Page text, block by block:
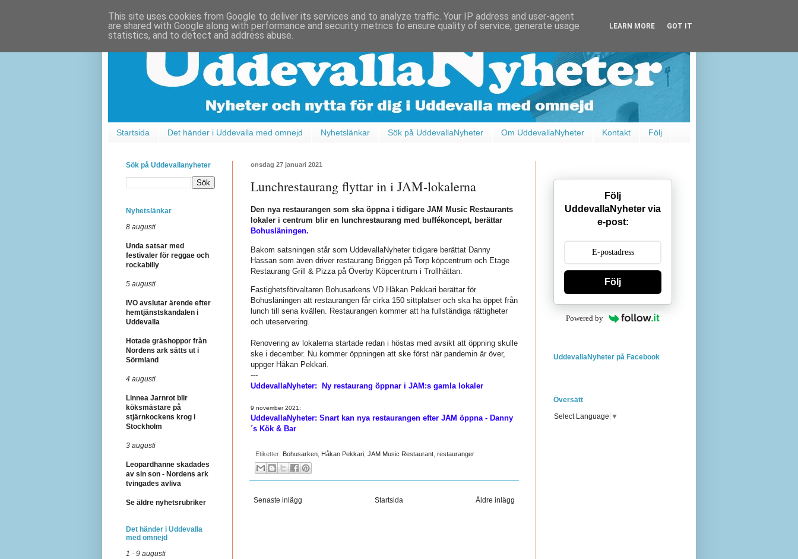
Startsida Det händer i Uddevalla med omnejd Nyhetslänkar Sök på UddevallaNyheter Om UddevallaNyheter Kontakt Följ
onsdag 27 januari 2021
Lunchrestaurang flyttar in i JAM-lokalerna
Den nya restaurangen som ska öppna i tidigare JAM Music Restaurants
lokaler i centrum blir en lunchrestaurang med buffékoncept, berättar
Bohusläningen.
Bakom satsningen står som UddevallaNyheter tidigare berättat Danny
Hassan som även driver restaurang Briggen på Torp köpcentrum och Etage
Restaurang Grill & Pizza på Överby Köpcentrum i Trollhättan.
Fastighetsförvaltaren Bohusarkens VD Håkan Pekkari berättar för
Bohusläningen att restaurangen får cirka 150 sittplatser och ska ha öppet från
lunch till sena kvällen. Restaurangen kommer att ha fullständiga rättigheter
och uteservering.
Renovering av lokalerna startade redan i höstas med avsikt att öppning skulle
ske i december. Nu kommer öppningen att ske först när pandemin är över,
uppger Håkan Pekkari.
---
UddevallaNyheter: Ny restaurang öppnar i JAM:s gamla lokaler
9 november 2021:
UddevallaNyheter: Snart kan nya restaurangen efter JAM öppna - Danny
´s Kök & Bar
Etiketter: Bohusarken Håkan Pekkari JAM Music Restaurant restauranger
Senaste inlägg Äldre inlägg
Startsida
Sök på Uddevallanyheter
Nyhetslänkar
8 augusti
Unda satsar med
festivaler för reggae och
rockabilly
5 augusti
IVO avslutar ärende efter
hemtjänstskandalen i
Uddevalla
Hotade gräshoppor från
Nordens ark sätts ut i
Sörmland
4 augusti
Linnea Jarnrot blir
köksmästare på
stjärnkockens krog i
Stockholm
3 augusti
Leopardhanne skadades
av sin son - Nordens ark
tvingades avliva
Se äldre nyhetsrubriker
Det händer i Uddevalla
med omnejd
1 - 9 augusti
Följ
UddevallaNyheter via
e-post:
Följ
Powered by
UddevallaNyheter på Facebook
Översätt
Select Language ▼
This site uses cookies from Google to deliver its services and to analyze traffic. Your IP address and user-agent
are shared with Google along with performance and security metrics to ensure quality of service, generate usage
statistics, and to detect and address abuse.
LEARN MORE GOT IT